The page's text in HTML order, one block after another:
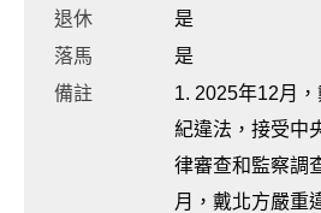
退休
是
落馬
是
備註
1. 2025年12月
紀違法，接受中
律審查和監察調
月，戴北方嚴重